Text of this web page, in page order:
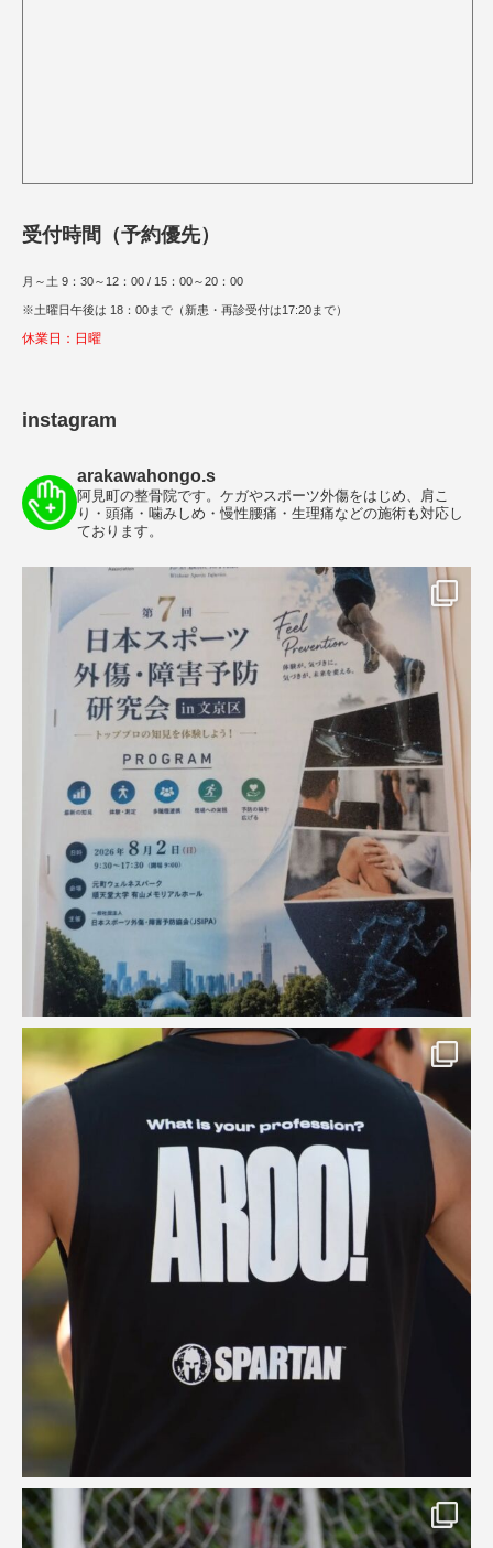
受付時間（予約優先）
月～土 9：30～12：00 / 15：00～20：00
※土曜日午後は 18：00まで（新患・再診受付は17:20まで）
休業日：日曜
instagram
arakawahongo.s
阿見町の整骨院です。ケガやスポーツ外傷をはじめ、肩こ
り・頭痛・噛みしめ・慢性腰痛・生理痛などの施術も対応し
ております。